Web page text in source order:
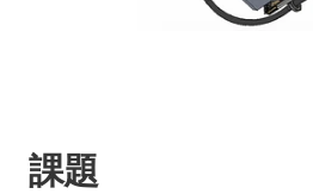
課題